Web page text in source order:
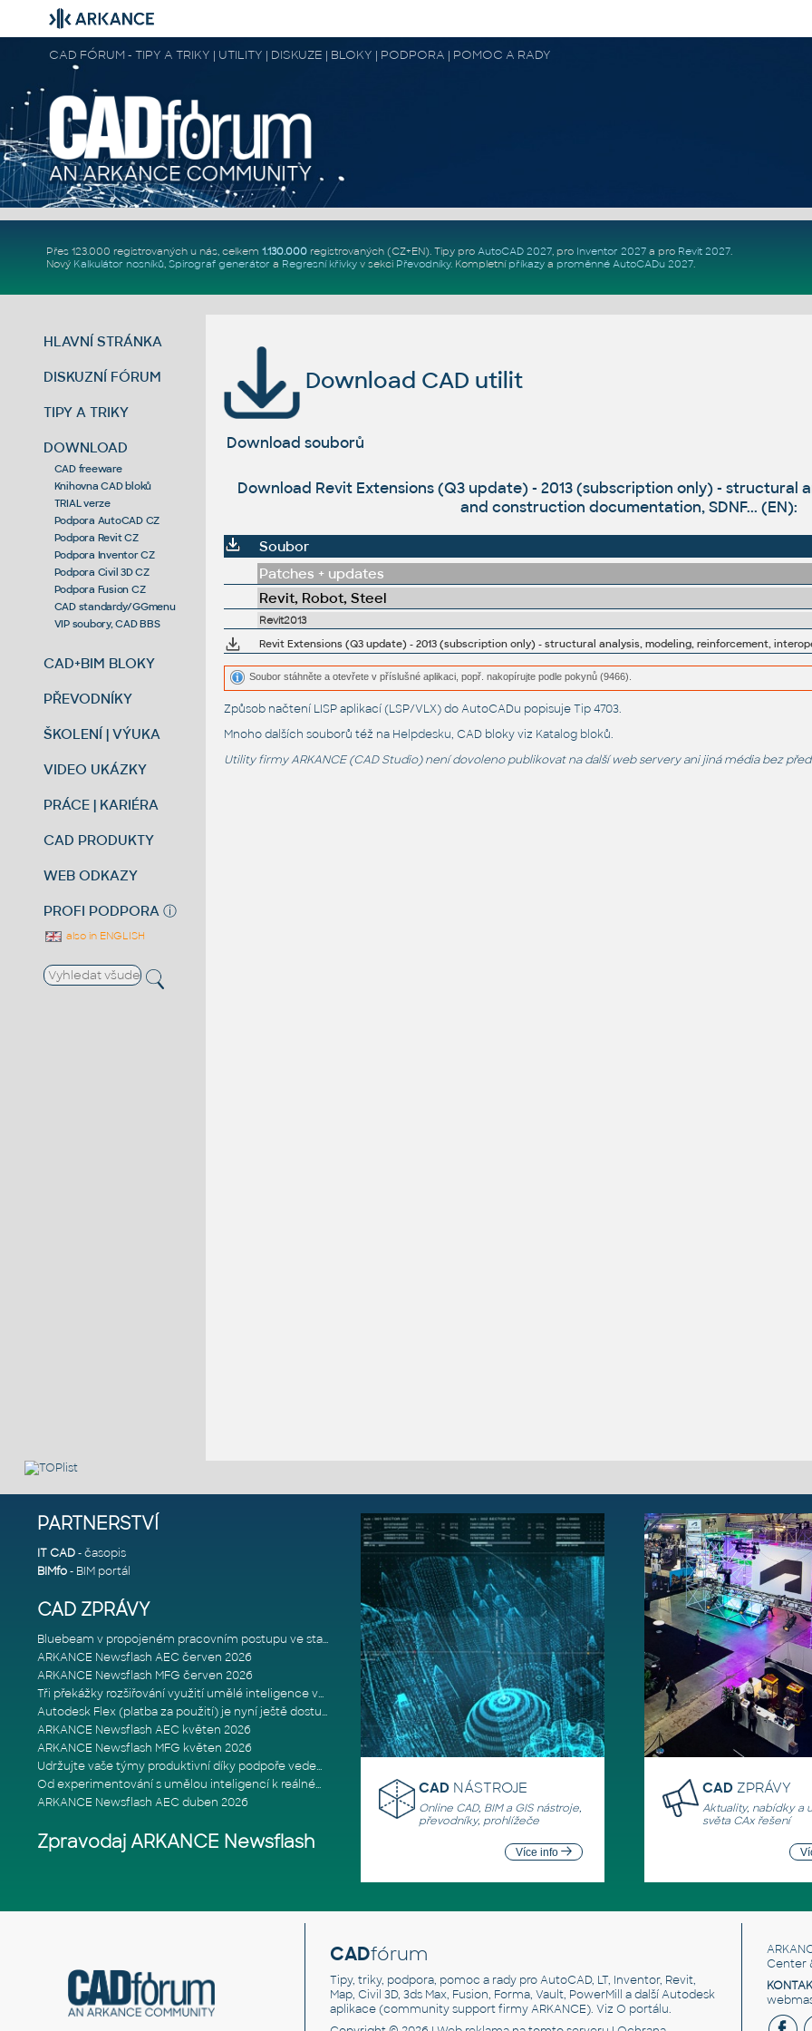
CAD FÓRUM - TIPY A TRIKY | UTILITY | DISKUZE | BLOKY | PODPORA | POMOC A RADY
Přes 123.000 registrovaných u nás, celkem 1.130.000registrovaných (CZ+EN). Tipy pro AutoCAD 2027, pro Inventor 2027a pro Revit 2027.
Nový Kalkulátor nosníků, Spirograf generátor a Regresní křivkyv sekci Převodníky. Kompletní příkazya proměnné AutoCADu 2027.
HLAVNÍ STRÁNKA
DISKUZNÍ FÓRUM
TIPY A TRIKY
DOWNLOAD
CAD freeware
Knihovna CAD bloků
TRIAL verze
Podpora AutoCAD CZ
Podpora Revit CZ
Podpora Inventor CZ
Podpora Civil 3D CZ
Podpora Fusion CZ
CAD standardy/GGmenu
VIP soubory, CAD BBS
CAD+BIM BLOKY
PŘEVODNÍKY
ŠKOLENÍ | VÝUKA
VIDEO UKÁZKY
PRÁCE | KARIÉRA
CAD PRODUKTY
WEB ODKAZY
PROFI PODPORA ⓘ
also in ENGLISH
Download CAD utilit
Download souborů
Download Revit Extensions (Q3 update) - 2013 (subscription only) - structural
and construction documentation, SDNF... (EN):
Soubor
Patches + updates
Revit, Robot, Steel
Revit2013
Soubor stáhněte a otevřete v příslušné aplikaci, popř. nakopírujte podle pokynů (9466).
Způsob načtení LISP aplikací (LSP/VLX) do AutoCADu popisujeTip 4703.
Mnoho dalších souborů též na Helpdesku, CAD bloky viz Katalog bloků.
Utility firmy ARKANCE (CAD Studio) není dovoleno publikovat na další web servery ani jiná média bez
PARTNERSTVÍ
IT CAD- časopis
BIMfo- BIM portál
CAD ZPRÁVY
Bluebeam v propojeném pracovním postupu ve stavebnictví: Proč je int
ARKANCE Newsflash AEC červen 2026
ARKANCE Newsflash MFG červen 2026
Tři překážky rozšiřování využití umělé inteligence ve stavebním prům
Autodesk Flex (platba za použití) je nyní ještě dostupnější
ARKANCE Newsflash AEC květen 2026
ARKANCE Newsflash MFG květen 2026
Udržujte vaše týmy produktivní díky podpoře vedené odborníky
Od experimentování s umělou inteligencí k reálnému dopadu na podniká
ARKANCE Newsflash AEC duben 2026
Zpravodaj ARKANCE Newsflash
CAD NÁSTROJE
Online CAD, BIM a GIS nástroje,
převodníky, prohlížeče
Více info
CAD ZPRÁVY
Aktuality, nabídky a
světa CAx řešení
CADfórum
Tipy, triky, podpora, pomoc a rady pro AutoCAD, LT, Inventor, Revit,
Map, Civil 3D, 3ds Max, Fusion, Forma, Vault, PowerMill a další Autodesk
aplikace (community support firmy ARKANCE). Viz O portálu.
Center